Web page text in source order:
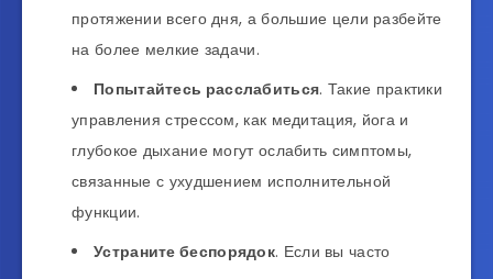
протяжении всего дня, а большие цели разбейте
на более мелкие задачи.
Попытайтесь расслабиться. Такие практики
управления стрессом, как медитация, йога и
глубокое дыхание могут ослабить симптомы,
связанные с ухудшением исполнительной
функции.
Устраните беспорядок. Если вы часто